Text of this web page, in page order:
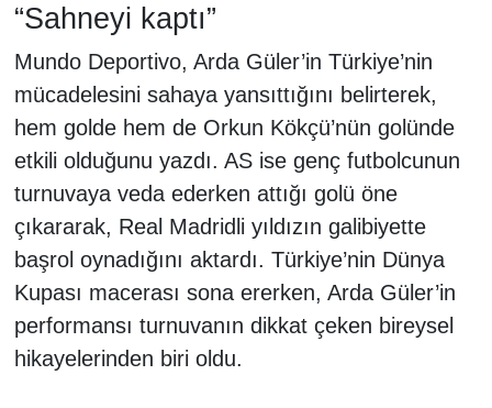
“Sahneyi kaptı”
Mundo Deportivo, Arda Güler’in Türkiye’nin
mücadelesini sahaya yansıttığını belirterek,
hem golde hem de Orkun Kökçü’nün golünde
etkili olduğunu yazdı. AS ise genç futbolcunun
turnuvaya veda ederken attığı golü öne
çıkararak, Real Madridli yıldızın galibiyette
başrol oynadığını aktardı. Türkiye’nin Dünya
Kupası macerası sona ererken, Arda Güler’in
performansı turnuvanın dikkat çeken bireysel
hikayelerinden biri oldu.